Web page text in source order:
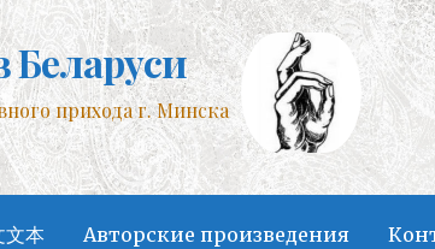
Беларуси
прихода г. Минска
文本 Авторские произведения